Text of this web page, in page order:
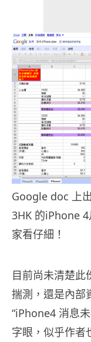
Google doc 上
3HK 的iPhone
家看仔細！
目前尚未清楚此
揣測，還是內部
“iPhone4 消息
字眼，似乎作者